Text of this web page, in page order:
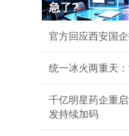
急了?
官方回应西安国
统一冰火两重天
千亿明星药企重
发持续加码